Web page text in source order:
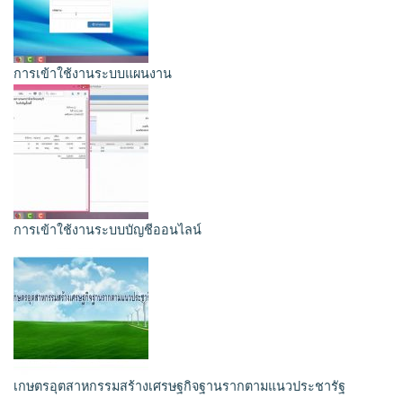
การเข้าใช้งานระบบแผนงาน
การเข้าใช้งานระบบบัญชีออนไลน์
เกษตรอุตสาหกรรมสร้างเศรษฐกิจฐานรากตามแนวประชารัฐ